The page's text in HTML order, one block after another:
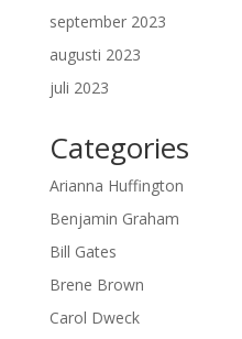
september 2023
augusti 2023
juli 2023
Categories
Arianna Huffington
Benjamin Graham
Bill Gates
Brene Brown
Carol Dweck